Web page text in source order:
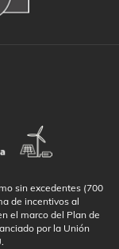
sin excedentes (700
de incentivos al
el marco del Plan de
por la Unión